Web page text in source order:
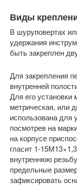
Виды
В шуруповертах
удержания
быть закреплен
Для закрепления
внутренней
Для его
метрическая, или
использована для
посмотрев на
на корпусе
гласит 1-
внутреннюю
предельные
зафиксировать